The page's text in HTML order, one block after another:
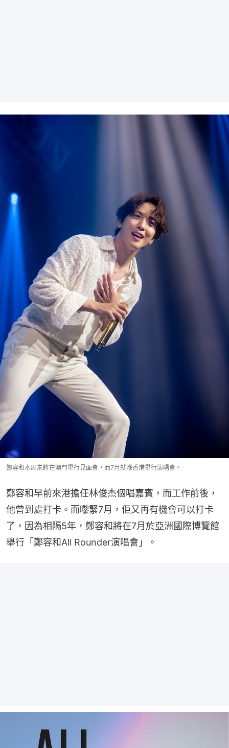
鄭容和本周未將在澳門舉行見面會，而7月就喺香港舉行演唱會。
鄭容和早前來港擔任林俊杰個唱嘉賓，而工作前後，
他曾到處打卡。而嚟緊7月，佢又再有機會可以打卡
了，因為相隔5年，鄭容和將在7月於亞洲國際博覽館
舉行「鄭容和All Rounder演唱會」。